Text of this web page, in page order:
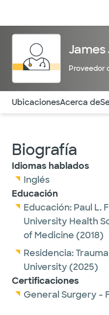
James
Proveedor
Utilice esta navegación
UbicacionesAcerca de
Biografía
Idiomas hablados
Inglés
Educación
Educación: Paul L.
University Health
of Medicine (2018)
Residencia:
University (2025)
Certificaciones
General Surgery -